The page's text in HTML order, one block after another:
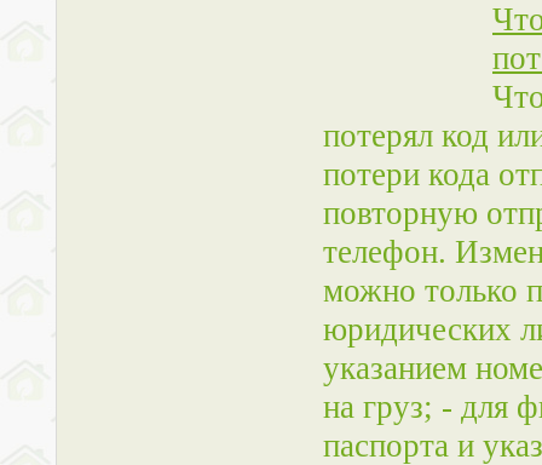
потерял код
потери кода
повторную
телефон.
можно только
юридических
указанием
на груз; - для
паспорта и